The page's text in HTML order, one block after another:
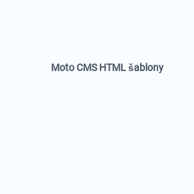
Moto CMS HTML šablony